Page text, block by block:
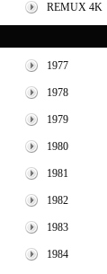
REMUX 4K
1977
1978
1979
1980
1981
1982
1983
1984